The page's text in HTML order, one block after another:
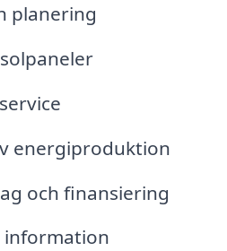
planering
energiproduktion
och finansiering
information